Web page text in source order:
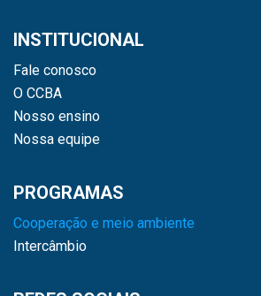
INSTITUCIONAL
Fale conosco
O CCBA
Nosso ensino
Nossa equipe
PROGRAMAS
Cooperação e meio ambiente
Intercâmbio